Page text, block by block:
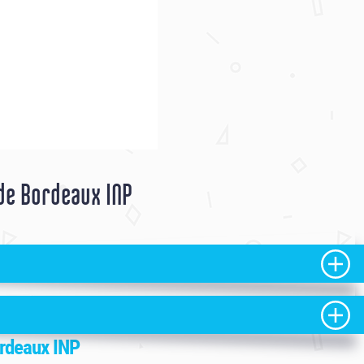
Bordeaux INP
INP